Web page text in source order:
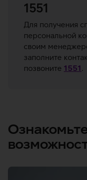
1551
Для получения
персональной
своим
заполните
позвоните 1551.